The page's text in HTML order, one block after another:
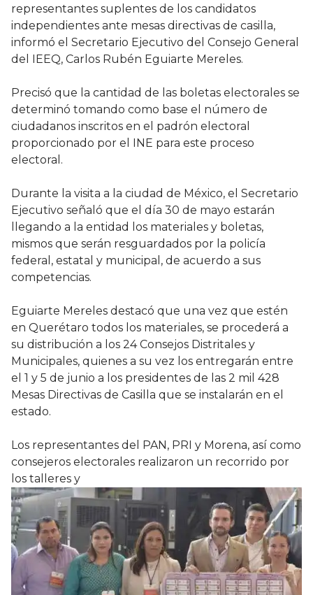
representantes suplentes de los candidatos
independientes ante mesas directivas de casilla,
informó el Secretario Ejecutivo del Consejo General
del IEEQ, Carlos Rubén Eguiarte Mereles.
Precisó que la cantidad de las boletas electorales se
determinó tomando como base el número de
ciudadanos inscritos en el padrón electoral
proporcionado por el INE para este proceso
electoral.
Durante la visita a la ciudad de México, el Secretario
Ejecutivo señaló que el día 30 de mayo estarán
llegando a la entidad los materiales y boletas,
mismos que serán resguardados por la policía
federal, estatal y municipal, de acuerdo a sus
competencias.
Eguiarte Mereles destacó que una vez que estén
en Querétaro todos los materiales, se procederá a
su distribución a los 24 Consejos Distritales y
Municipales, quienes a su vez los entregarán entre
el 1 y 5 de junio a los presidentes de las 2 mil 428
Mesas Directivas de Casilla que se instalarán en el
estado.
Los representantes del PAN, PRI y Morena, así como
consejeros electorales realizaron un recorrido por
los talleres y